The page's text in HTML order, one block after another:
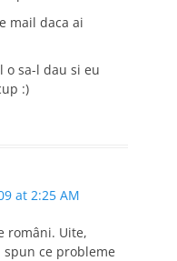
mail daca ai
o sa-l dau si eu
:)
at 2:25 AM
români. Uite,
ce probleme